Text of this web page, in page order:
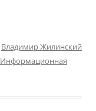
Владимир Жилинский
Информационная